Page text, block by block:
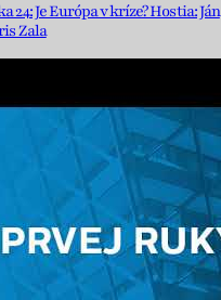
24: Je Európa v kríze? Hostia: Ján
Zala